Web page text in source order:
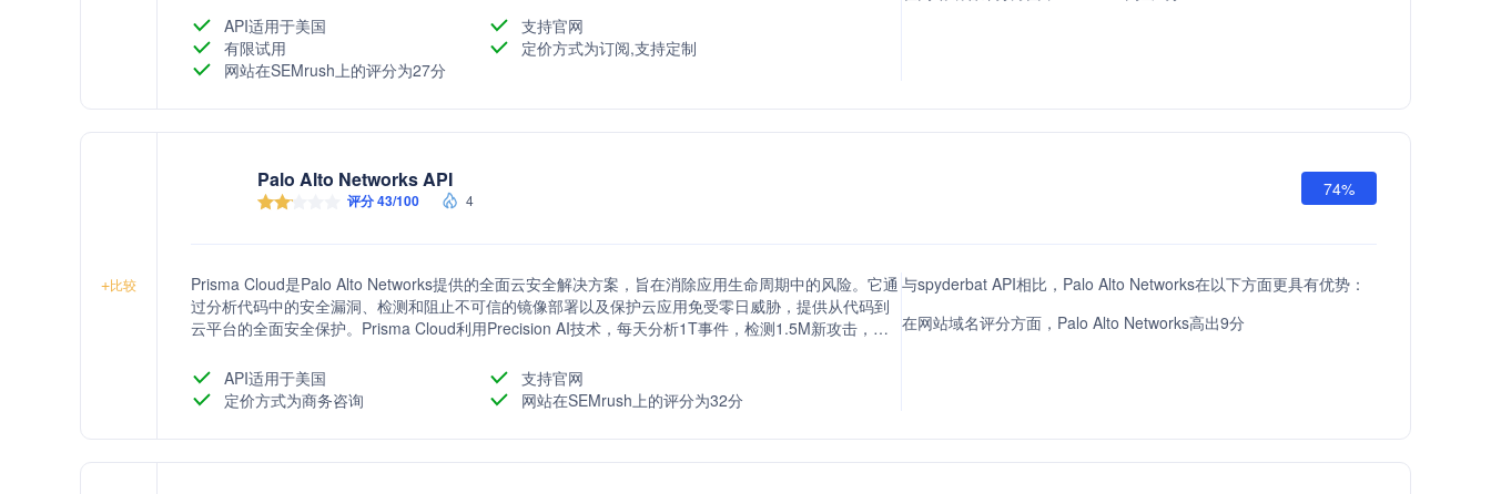
API适用于美国
支持官网
有限试用
定价方式为订阅,支持定制
网站在SEMrush上的评分为27分
+比较
Palo Alto Networks API
评分 43/100 4
74%
Prisma Cloud是Palo Alto Networks提供的全面云安全解决方案，旨在消除应用生命周期中的风险。它通
过分析代码中的安全漏洞、检测和阻止不可信的镜像部署以及保护云应用免受零日威胁，提供从代码到
云平台的全面安全保护。Prisma Cloud利用Precision AI技术，每天分析1T事件，检测1.5M新攻击，帮
API适用于美国
支持官网
定价方式为商务咨询
网站在SEMrush上的评分为32分
与spyderbat API相比，Palo Alto Networks在以下方面更具有优势：
在网站域名评分方面，Palo Alto Networks高出9分